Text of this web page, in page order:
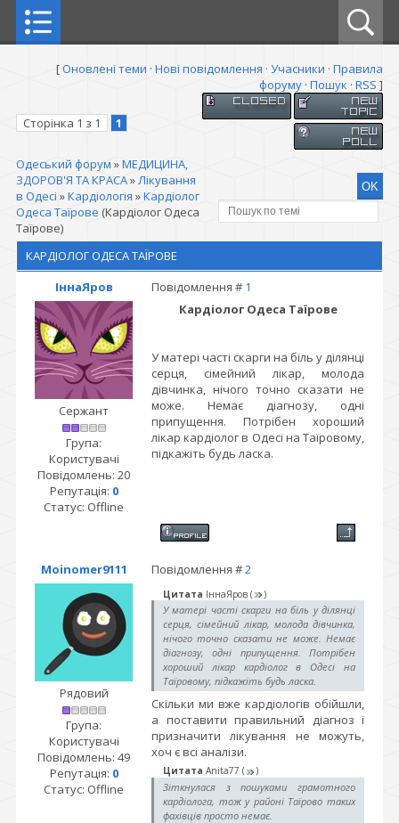
[Оновлені теми · Нові повідомлення · Учасники · Правила
форуму · Пошук · RSS ]
Сторінка 1 з 1 1
Одеський форум »МЕДИЦИНА,
ЗДОРОВ'Я ТА КРАСА»Лікування
в Одесі »Кардіологія »Кардіолог
Одеса Таїрове (Кардіолог Одеса
Таїрове)
КАРДІОЛОГ ОДЕСА ТАЇРОВЕ
ІннаЯров
Повідомлення # 1
Сержант
Група:
Користувачі
Повідомлень: 20
Репутація: 0
Статус: Offline
Кардіолог Одеса Таїрове
У матері часті скарги на біль у ділянці
серця, сімейний лікар, молода
дівчинка, нічого точно сказати не
може. Немає діагнозу, одні
припущення. Потрібен хороший
лікар кардіолог в Одесі на Таїровому,
підкажіть будь ласка.
Moinomer9111 Повідомлення #2
Рядовий
Група:
Користувачі
Повідомлень: 49
Репутація: 0
Статус: Offline
Цитата ІннаЯров ( )
У матері часті скарги на біль у ділянці
серця, сімейний лікар, молода дівчинка,
нічого точно сказати не може. Немає
діагнозу, одні припущення. Потрібен
хороший лікар кардіолог в Одесі на
Таїровому, підкажіть будь ласка.
Скільки ми вже кардіологів обійшли,
а поставити правильний діагноз і
призначити лікування не можуть,
хоч є всі аналізи.
Цитата Anita77 ( )
Зіткнулася з пошуками грамотного
кардіолога, тож у районі Таїрово таких
фахівців просто немає.